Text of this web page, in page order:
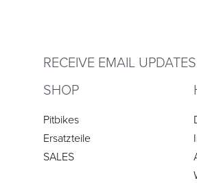
RECEIVE EMAIL UPDATES
SHOP
Pitbikes
Ersatzteile
SALES